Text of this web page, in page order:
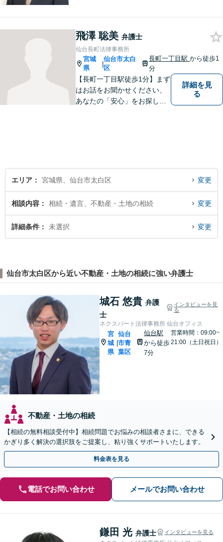
いただきます。 親身になって
お話を聴かせていただきます
ので、お気軽にご相談くださ
い。
飛澤 聡美 弁護士
仙台長町法律事務所
宮城
県
|
仙台市太白
区
長町一丁目駅から徒歩1
分
【長町一丁目駅徒歩1分】まず
はお話をお聞かせください、
あなたの「安心」をお探しし
ださい。
詳細を見
る
エリア 宮城県、仙台市太白区 変更
相談内容 相続・遺言、不動産・土地の相続 変更
詳細条件 未選択 変更
仙台市太白区から近い不動産・土地の相続に強い弁護士
城石 悠貴 弁護
士
インタビューを見
る
ネクスパート法律事務所 仙台オフィス
宮
城
県
仙台
市青
葉区
仙台駅
から徒歩
7分
営業時間：09:00~
21:00（土日祝日）
不動産・土地の相続
【相続の無料相談受付中】相続問題でお悩みの相談者さまに、できる
かぎり多く解決の選択肢をご提案し、粘り強くサポートいたします。
料金表を見る
電話でお問い合わせ メールでお問い合わせ
鎌田 光 弁護士 インタビューを見る